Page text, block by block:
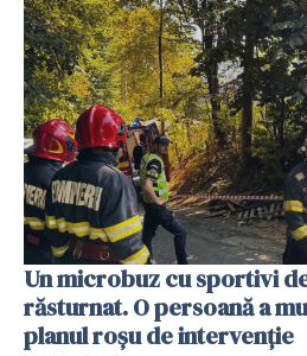
Un microbuz cu sportivi
răsturnat. O persoană a
planul roșu de intervenție